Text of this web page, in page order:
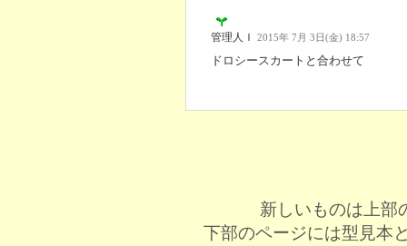
管理人Ｉ 2015年 7月 3日(金) 18:57
ドロシースカートと合わせて
新しいものは上部
下部のページには型見本